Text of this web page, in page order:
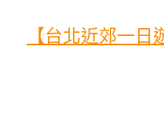
【台北近郊一